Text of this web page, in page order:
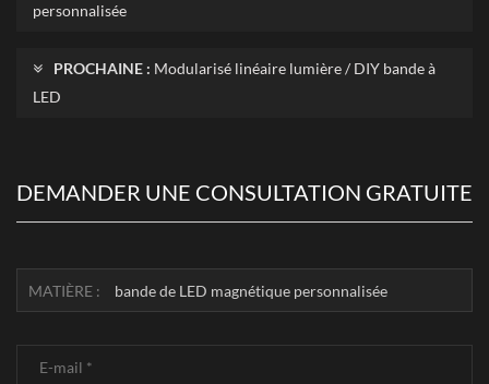
personnalisée
PROCHAINE : Modularisé linéaire lumière / DIY bande à
LED
DEMANDER UNE CONSULTATION GRATUITE
MATIÈRE : bande de LED magnétique personnalisée